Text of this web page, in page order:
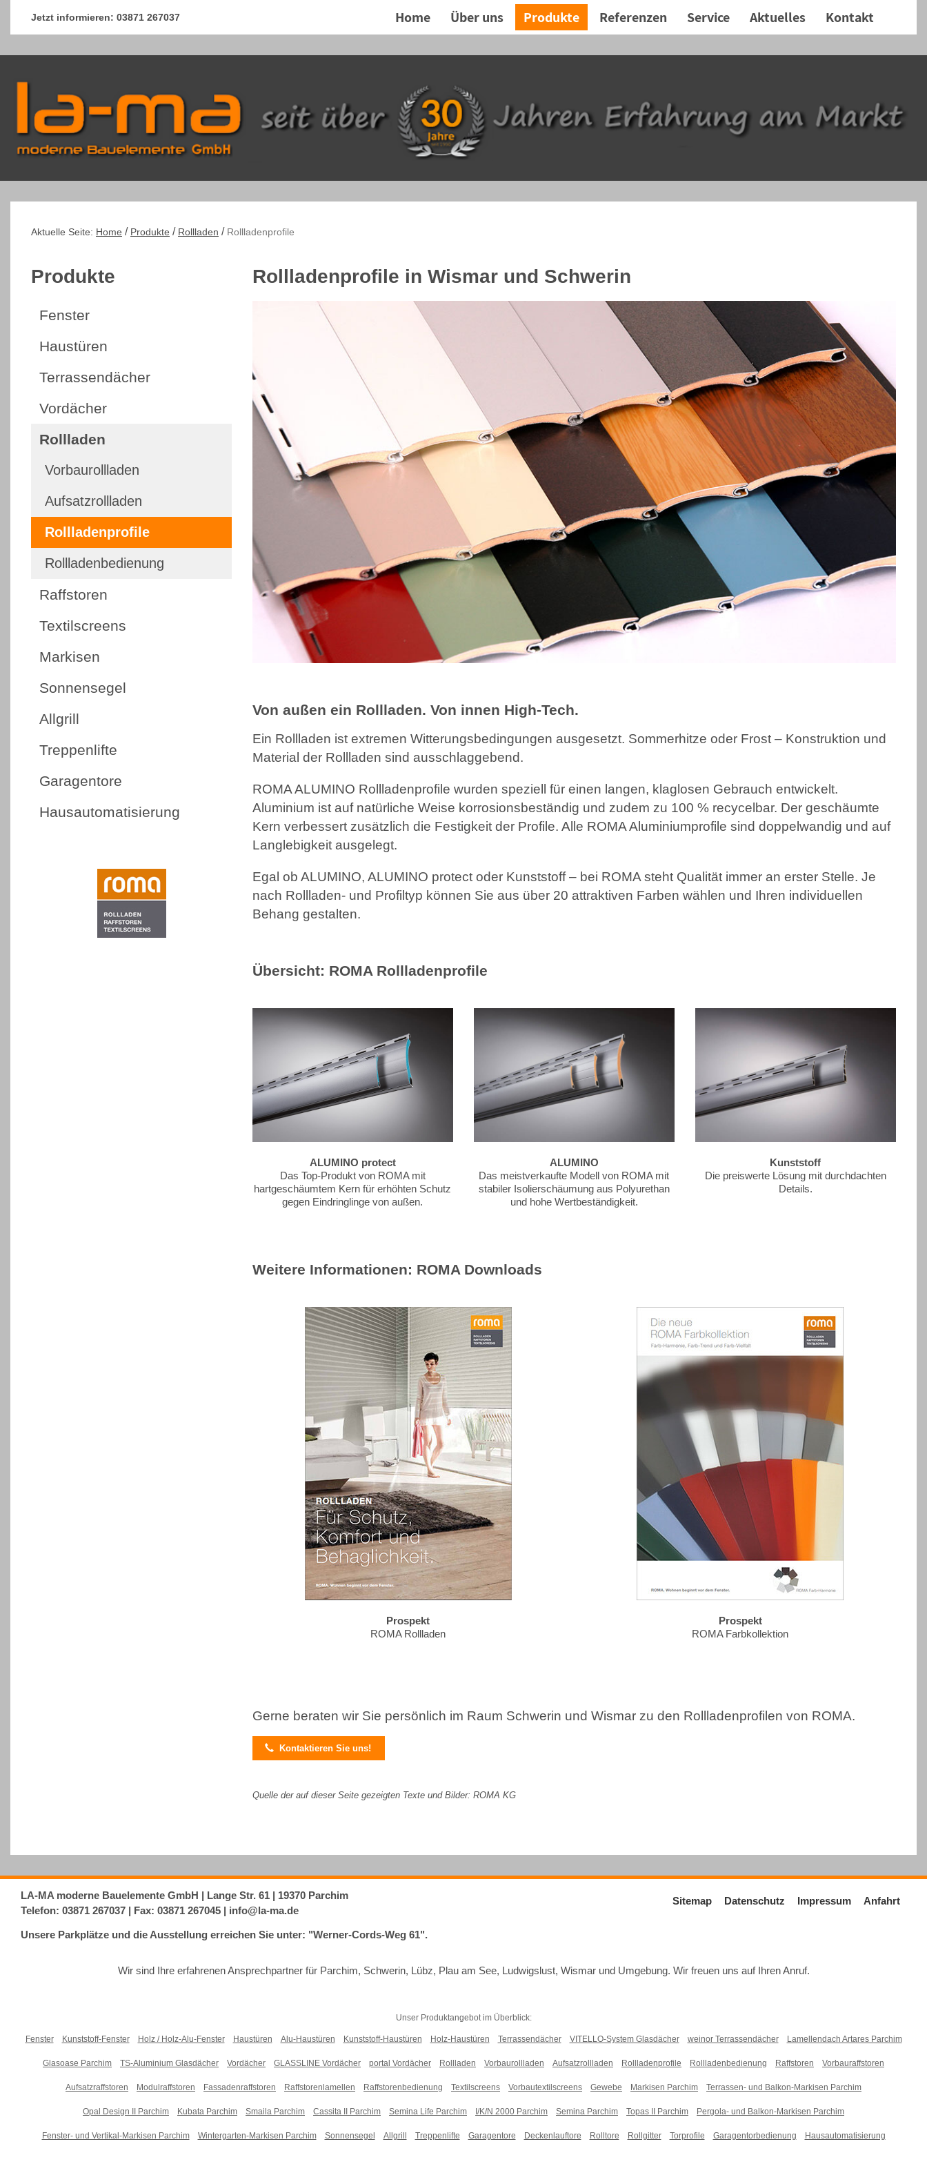
Jetzt informieren: 03871 267037 Home Über uns Produkte Referenzen Service Aktuelles Kontakt
Aktuelle Seite: Home / Produkte / Rollladen / Rollladenprofile
Produkte
Fenster
Haustüren
Terrassendächer
Vordächer
Rollladen
Vorbaurollladen
Aufsatzrollladen
Rollladenprofile
Rollladenbedienung
Raffstoren
Textilscreens
Markisen
Sonnensegel
Allgrill
Treppenlifte
Garagentore
Hausautomatisierung
Rollladenprofile in Wismar und Schwerin
Von außen ein Rollladen. Von innen High-Tech.
Ein Rollladen ist extremen Witterungsbedingungen ausgesetzt. Sommerhitze oder Frost – Konstruktion und
Material der Rollladen sind ausschlaggebend.
ROMA ALUMINO Rollladenprofile wurden speziell für einen langen, klaglosen Gebrauch entwickelt.
Aluminium ist auf natürliche Weise korrosionsbeständig und zudem zu 100 % recycelbar. Der geschäumte
Kern verbessert zusätzlich die Festigkeit der Profile. Alle ROMA Aluminiumprofile sind doppelwandig und auf
Langlebigkeit ausgelegt.
Egal ob ALUMINO, ALUMINO protect oder Kunststoff – bei ROMA steht Qualität immer an erster Stelle. Je
nach Rollladen- und Profiltyp können Sie aus über 20 attraktiven Farben wählen und Ihren individuellen
Behang gestalten.
Übersicht: ROMA Rollladenprofile
ALUMINO protect
Das Top-Produkt von ROMA mit
hartgeschäumtem Kern für erhöhten Schutz
gegen Eindringlinge von außen.
ALUMINO
Das meistverkaufte Modell von ROMA mit
stabiler Isolierschäumung aus Polyurethan
und hohe Wertbeständigkeit.
Kunststoff
Die preiswerte Lösung mit durchdachten
Details.
Weitere Informationen: ROMA Downloads
Prospekt
ROMA Rollladen
Prospekt
ROMA Farbkollektion
Gerne beraten wir Sie persönlich im Raum Schwerin und Wismar zu den Rollladenprofilen von ROMA.
 Kontaktieren Sie uns!
Quelle der auf dieser Seite gezeigten Texte und Bilder: ROMA KG
Sitemap Datenschutz Impressum Anfahrt
LA-MA moderne Bauelemente GmbH | Lange Str. 61 | 19370 Parchim
Telefon: 03871 267037 | Fax: 03871 267045 | info@la-ma.de
Unsere Parkplätze und die Ausstellung erreichen Sie unter: "Werner-Cords-Weg 61".
Wir sind Ihre erfahrenen Ansprechpartner für Parchim, Schwerin, Lübz, Plau am See, Ludwigslust, Wismar und Umgebung. Wir freuen uns auf Ihren Anruf.
Unser Produktangebot im Überblick:
Fenster Kunststoff-Fenster Holz / Holz-Alu-Fenster Haustüren Alu-Haustüren Kunststoff-Haustüren Holz-Haustüren Terrassendächer VITELLO-System Glasdächer weinor Terrassendächer Lamellendach Artares Parchim
Glasoase Parchim TS-Aluminium Glasdächer Vordächer GLASSLINE Vordächer portal Vordächer Rollladen Vorbaurollladen Aufsatzrollladen Rollladenprofile Rollladenbedienung Raffstoren Vorbauraffstoren
Aufsatzraffstoren Modulraffstoren Fassadenraffstoren Raffstorenlamellen Raffstorenbedienung Textilscreens Vorbautextilscreens Gewebe Markisen Parchim Terrassen- und Balkon-Markisen Parchim
Opal Design II Parchim Kubata Parchim Smaila Parchim Cassita II Parchim Semina Life Parchim I/K/N 2000 Parchim Semina Parchim Topas II Parchim Pergola- und Balkon-Markisen Parchim
Fenster- und Vertikal-Markisen Parchim Wintergarten-Markisen Parchim Sonnensegel Allgrill Treppenlifte Garagentore Deckenlauftore Rolltore Rollgitter Torprofile Garagentorbedienung Hausautomatisierung